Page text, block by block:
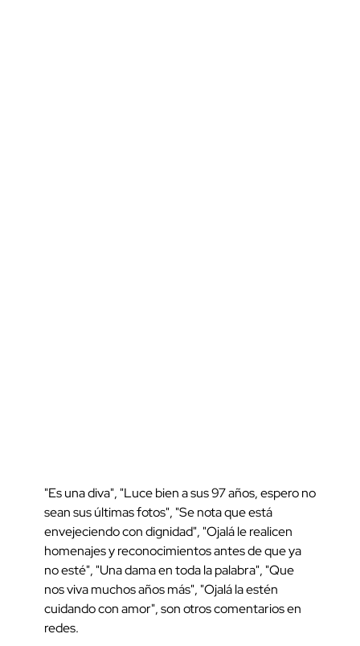
"Es una diva", "Luce bien a sus 97 años, espero no
sean sus últimas fotos", "Se nota que está
envejeciendo con dignidad", "Ojalá le realicen
homenajes y reconocimientos antes de que ya
no esté", "Una dama en toda la palabra", "Que
nos viva muchos años más", "Ojalá la estén
cuidando con amor", son otros comentarios en
redes.